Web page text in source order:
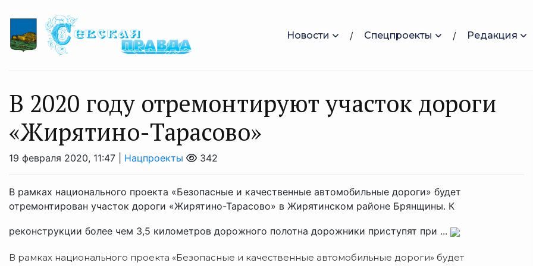
Новости Спецпроекты Редакция
В 2020 году отремонтируют участок дороги
«Жирятино-Тарасово»
19 февраля 2020, 11:47 | Нацпроекты 342
В рамках национального проекта «Безопасные и качественные автомобильные дороги» будет
отремонтирован участок дороги «Жирятино-Тарасово» в Жирятинском районе Брянщины. К
реконструкции более чем 3,5 километров дорожного полотна дорожники приступят при ...
В рамках национального проекта «Безопасные и качественные автомобильные дороги» будет